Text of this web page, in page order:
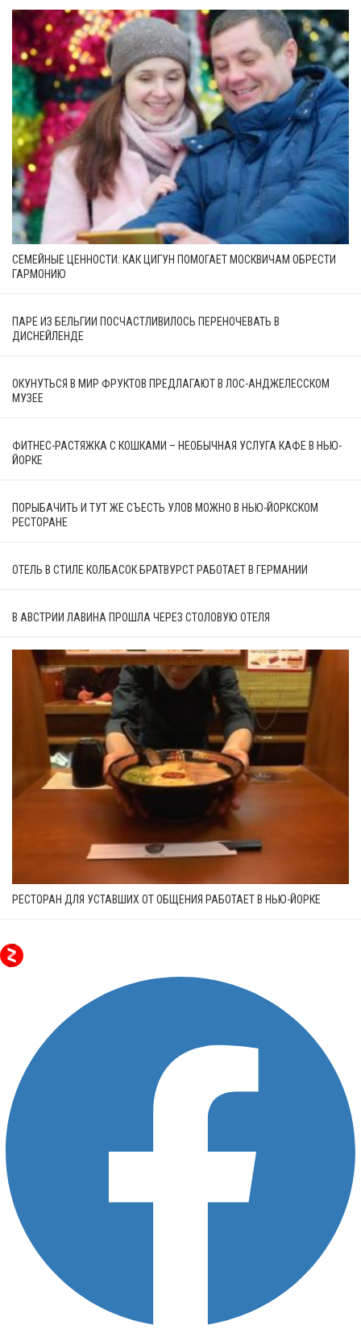
СЕМЕЙНЫЕ ЦЕННОСТИ: КАК ЦИГУН ПОМОГАЕТ МОСКВИЧАМ ОБРЕСТИ
ГАРМОНИЮ
ПАРЕ ИЗ БЕЛЬГИИ ПОСЧАСТЛИВИЛОСЬ ПЕРЕНОЧЕВАТЬ В
ДИСНЕЙЛЕНДЕ
ОКУНУТЬСЯ В МИР ФРУКТОВ ПРЕДЛАГАЮТ В ЛОС-АНДЖЕЛЕССКОМ
МУЗЕЕ
ФИТНЕС-РАСТЯЖКА С КОШКАМИ – НЕОБЫЧНАЯ УСЛУГА КАФЕ В НЬЮ-
ЙОРКЕ
ПОРЫБАЧИТЬ И ТУТ ЖЕ СЪЕСТЬ УЛОВ МОЖНО В НЬЮ-ЙОРКСКОМ
РЕСТОРАНЕ
ОТЕЛЬ В СТИЛЕ КОЛБАСОК БРАТВУРСТ РАБОТАЕТ В ГЕРМАНИИ
В АВСТРИИ ЛАВИНА ПРОШЛА ЧЕРЕЗ СТОЛОВУЮ ОТЕЛЯ
РЕСТОРАН ДЛЯ УСТАВШИХ ОТ ОБЩЕНИЯ РАБОТАЕТ В НЬЮ-ЙОРКЕ